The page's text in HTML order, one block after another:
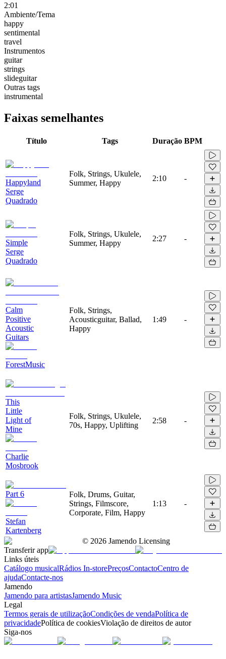
2:01
Ambiente/Tema
happy
sentimental
travel
Instrumentos
guitar
strings
slideguitar
Outras tags
instrumental
Faixas semelhantes
Título Tags Duração BPM
Happyland
Serge
Quadrado
Folk, Strings, Ukulele,
Summer, Happy
2:10 -
Simple
Serge
Quadrado
Folk, Strings, Ukulele,
Summer, Happy
2:27 -
Calm
Positive
Acoustic
Guitars
ForestMusic
Folk, Strings,
Acousticguitar, Ballad,
Happy
1:49 -
This
Little
Light of
Mine
Charlie
Mosbrook
Folk, Strings, Ukulele,
70s, Happy, Uplifting
2:58 -
Part 6
Stefan
Kartenberg
Folk, Drums, Guitar,
Strings, Filmscore,
Corporate, Film, Happy
1:13 -
© 2026 Jamendo Licensing
Transferir app
Links úteis
Catálogo musicalRádios In-storePreçosContactoCentro de
ajudaContacte-nos
Jamendo
Jamendo para artistasJamendo Music
Legal
Termos gerais de utilizaçãoCondições de vendaPolítica de
privacidadePolítica de cookiesViolação de direitos de autor
Siga-nos